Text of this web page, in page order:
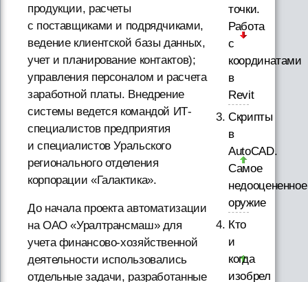
продукции, расчеты
с поставщиками и подрядчиками,
ведение клиентской базы данных,
учет и планирование контактов);
управления персоналом и расчета
заработной платы. Внедрение
системы ведется командой ИТ-
специалистов предприятия
и специалистов Уральского
регионального отделения
корпорации «Галактика».
До начала проекта автоматизации
на ОАО «Уралтрансмаш» для
учета финансово-хозяйственной
деятельности использовались
отдельные задачи, разработанные
точки.
Работа
с
координатами
в
Revit
Скрипты
в
AutoCAD.
Самое
недооцененное
оружие
Кто
и
когда
изобрел